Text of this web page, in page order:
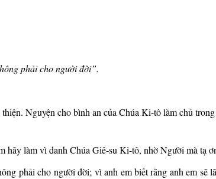
phải cho người đời”.
Nguyện cho bình an của Chúa Ki-tô làm chủ
hãy làm vì danh Chúa Giê-su Ki-tô, nhờ Người mà tạ
phải cho người đời; vì anh em biết rằng anh em sẽ